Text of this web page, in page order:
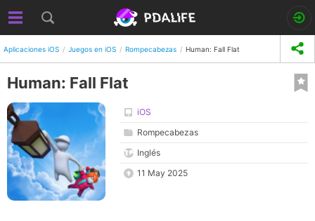
Aplicaciones iOS Juegos en iOS Rompecabezas Human: Fall Flat
Human: Fall Flat
iOS
Rompecabezas
Inglés
11 May 2025